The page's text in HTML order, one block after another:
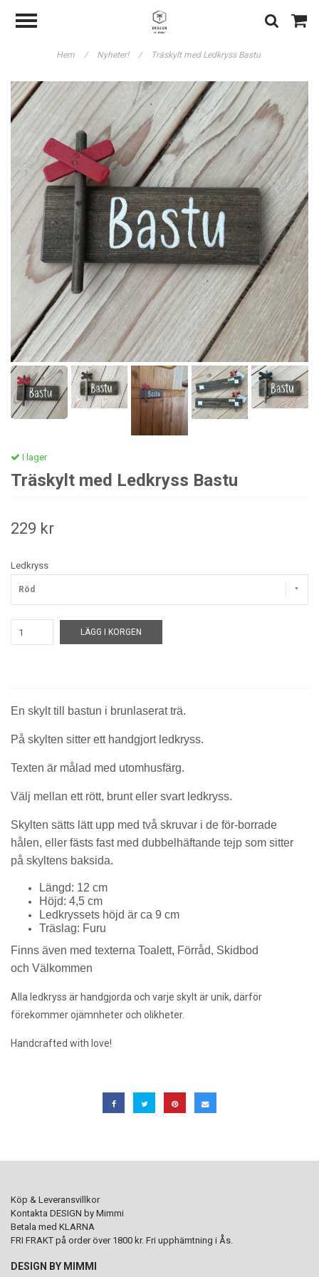
Hem / Nyheter! / Träskylt med Ledkryss Bastu
I lager
Träskylt med Ledkryss Bastu
229 kr
Ledkryss
Röd
LÄGG I KORGEN
En skylt till bastun i brunlaserat trä.
På skylten sitter ett handgjort ledkryss.
Texten är målad med utomhusfärg.
Välj mellan ett rött, brunt eller svart ledkryss.
Skylten sätts lätt upp med två skruvar i de för-borrade
hålen, eller fästs fast med dubbelhäftande tejp som sitter
på skyltens baksida.
Längd: 12 cm
Höjd: 4,5 cm
Ledkryssets höjd är ca 9 cm
Träslag: Furu
Finns även med texterna Toalett, Förråd, Skidbod
och Välkommen
Alla ledkryss är handgjorda och varje skylt är unik, därför
förekommer ojämnheter och olikheter.
Handcrafted with love!
Köp & Leveransvillkor
Kontakta DESIGN by Mimmi
Betala med KLARNA
FRI FRAKT på order över 1800 kr. Fri upphämtning i Ås.
DESIGN BY MIMMI